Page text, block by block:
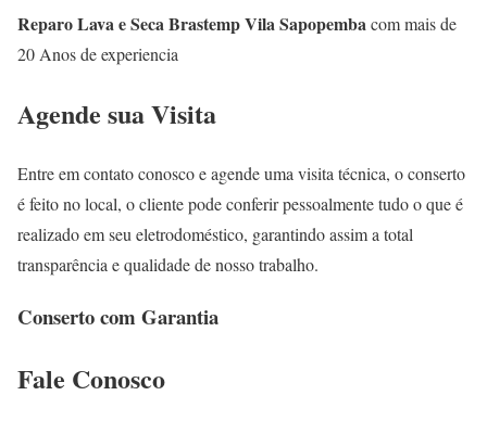
Reparo Lava e Seca Brastemp Vila Sapopembacom mais de
20 Anos de experiencia
Agende sua Visita
Entre em contato conosco e agende uma visita técnica, o conserto
é feito no local, o cliente pode conferir pessoalmente tudo o que é
realizado em seu eletrodoméstico, garantindo assim a total
transparência e qualidade de nosso trabalho.
Conserto com Garantia
Fale Conosco